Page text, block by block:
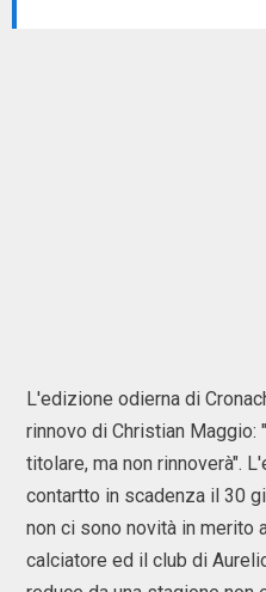
L'edizione odierna di
rinnovo di Christian Maggio:
titolare, ma non rinnoverà".
contartto in scadenza il 30
non ci sono novità in merito
calciatore ed il club di